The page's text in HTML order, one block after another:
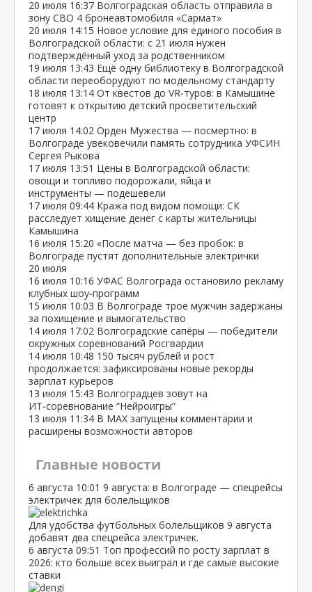
20 июля 16:37 Волгоградская область отправила в
зону СВО 4 бронеавтомобиля «Сармат»
20 июля 14:15 Новое условие для единого пособия в
Волгоградской области: с 21 июля нужен
подтверждённый уход за родственником
19 июля 13:43 Ещё одну библиотеку в Волгоградской
области переоборудуют по модельному стандарту
18 июля 13:14 От квестов до VR‑туров: в Камышине
готовят к открытию детский просветительский
центр
17 июля 14:02 Орден Мужества — посмертно: в
Волгограде увековечили память сотрудника УФСИН
Сергея Рыкова
17 июля 13:51 Цены в Волгоградской области:
овощи и топливо подорожали, яйца и
инструменты — подешевели
17 июля 09:44 Кража под видом помощи: СК
расследует хищение денег с карты жительницы
Камышина
16 июля 15:20 «После матча — без пробок: в
Волгограде пустят дополнительные электрички
20 июля
16 июля 10:16 УФАС Волгограда остановило рекламу
клубных шоу‑программ
15 июля 10:03 В Волгограде трое мужчин задержаны
за похищение и вымогательство
14 июля 17:02 Волгоградские сапёры — победители
окружных соревнований Росгвардии
14 июля 10:48 150 тысяч рублей и рост
продолжается: зафиксированы новые рекорды
зарплат курьеров
13 июля 15:43 Волгоградцев зовут на
ИТ‑соревнование “Нейроигры”
13 июля 11:34 В МАХ запущены комментарии и
расширены возможности авторов
Главные новости
6 августа 10:01 9 августа: в Волгограде — спецрейсы
электричек для болельщиков
Для удобства футбольных болельщиков 9 августа
добавят два спецрейса электричек.
6 августа 09:51 Топ профессий по росту зарплат в
2026: кто больше всех выиграл и где самые высокие
ставки